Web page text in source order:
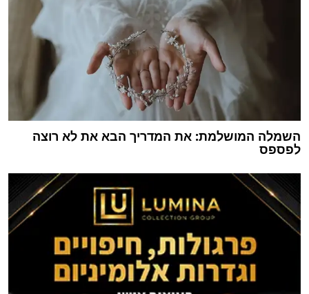
השמלה המושלמת: את המדריך הבא את לא רוצה
לפספס